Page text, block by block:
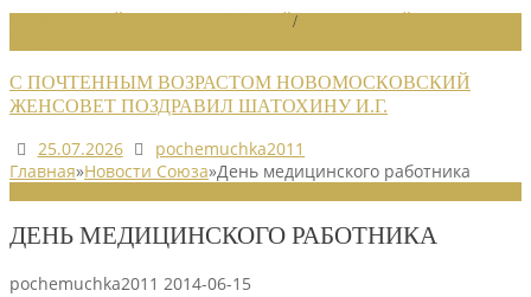
/
С ПОЧТЕННЫМ ВОЗРАСТОМ НОВОМОСКОВСКИЙ
ЖЕНСОВЕТ ПОЗДРАВИЛ ШАТОХИНУ И.Г.
25.07.2026
pochemuchka2011
Главная»Новости Союза»День медицинского работника
ДЕНЬ МЕДИЦИНСКОГО РАБОТНИКА
pochemuchka2011 2014-06-15